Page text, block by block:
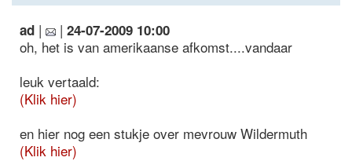
ad | | 24-07-2009 10:00
oh, het is van amerikaanse afkomst....vandaar
leuk vertaald:
(Klik hier)
en hier nog een stukje over mevrouw Wildermuth
(Klik hier)